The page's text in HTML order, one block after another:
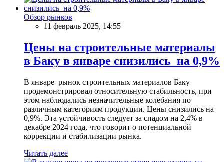
Обзор рынков
11 февраль 2025, 14:55
Цены на строительные материалы
в Баку в январе снизились на 0,9%
В январе рынок строительных материалов Баку
продемонстрировал относительную стабильность, при
этом наблюдались незначительные колебания по
различным категориям продукции. Цены снизились на
0,9%. Эта устойчивость следует за спадом на 2,4% в
декабре 2024 года, что говорит о потенциальной
коррекции и стабилизации рынка.
Читать далее